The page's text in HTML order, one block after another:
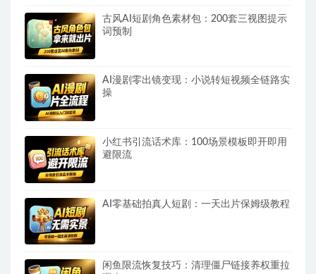
古风AI短剧角色素材包：200套三视图提示
词预制
AI漫剧零出镜变现：小说转短视频全链路实
操
小红书引流话术库：100场景模板即开即用
避限流
AI零基础拍真人短剧：一天出片保姆级教程
闲鱼限流恢复技巧：清理僵尸链接养权重拉